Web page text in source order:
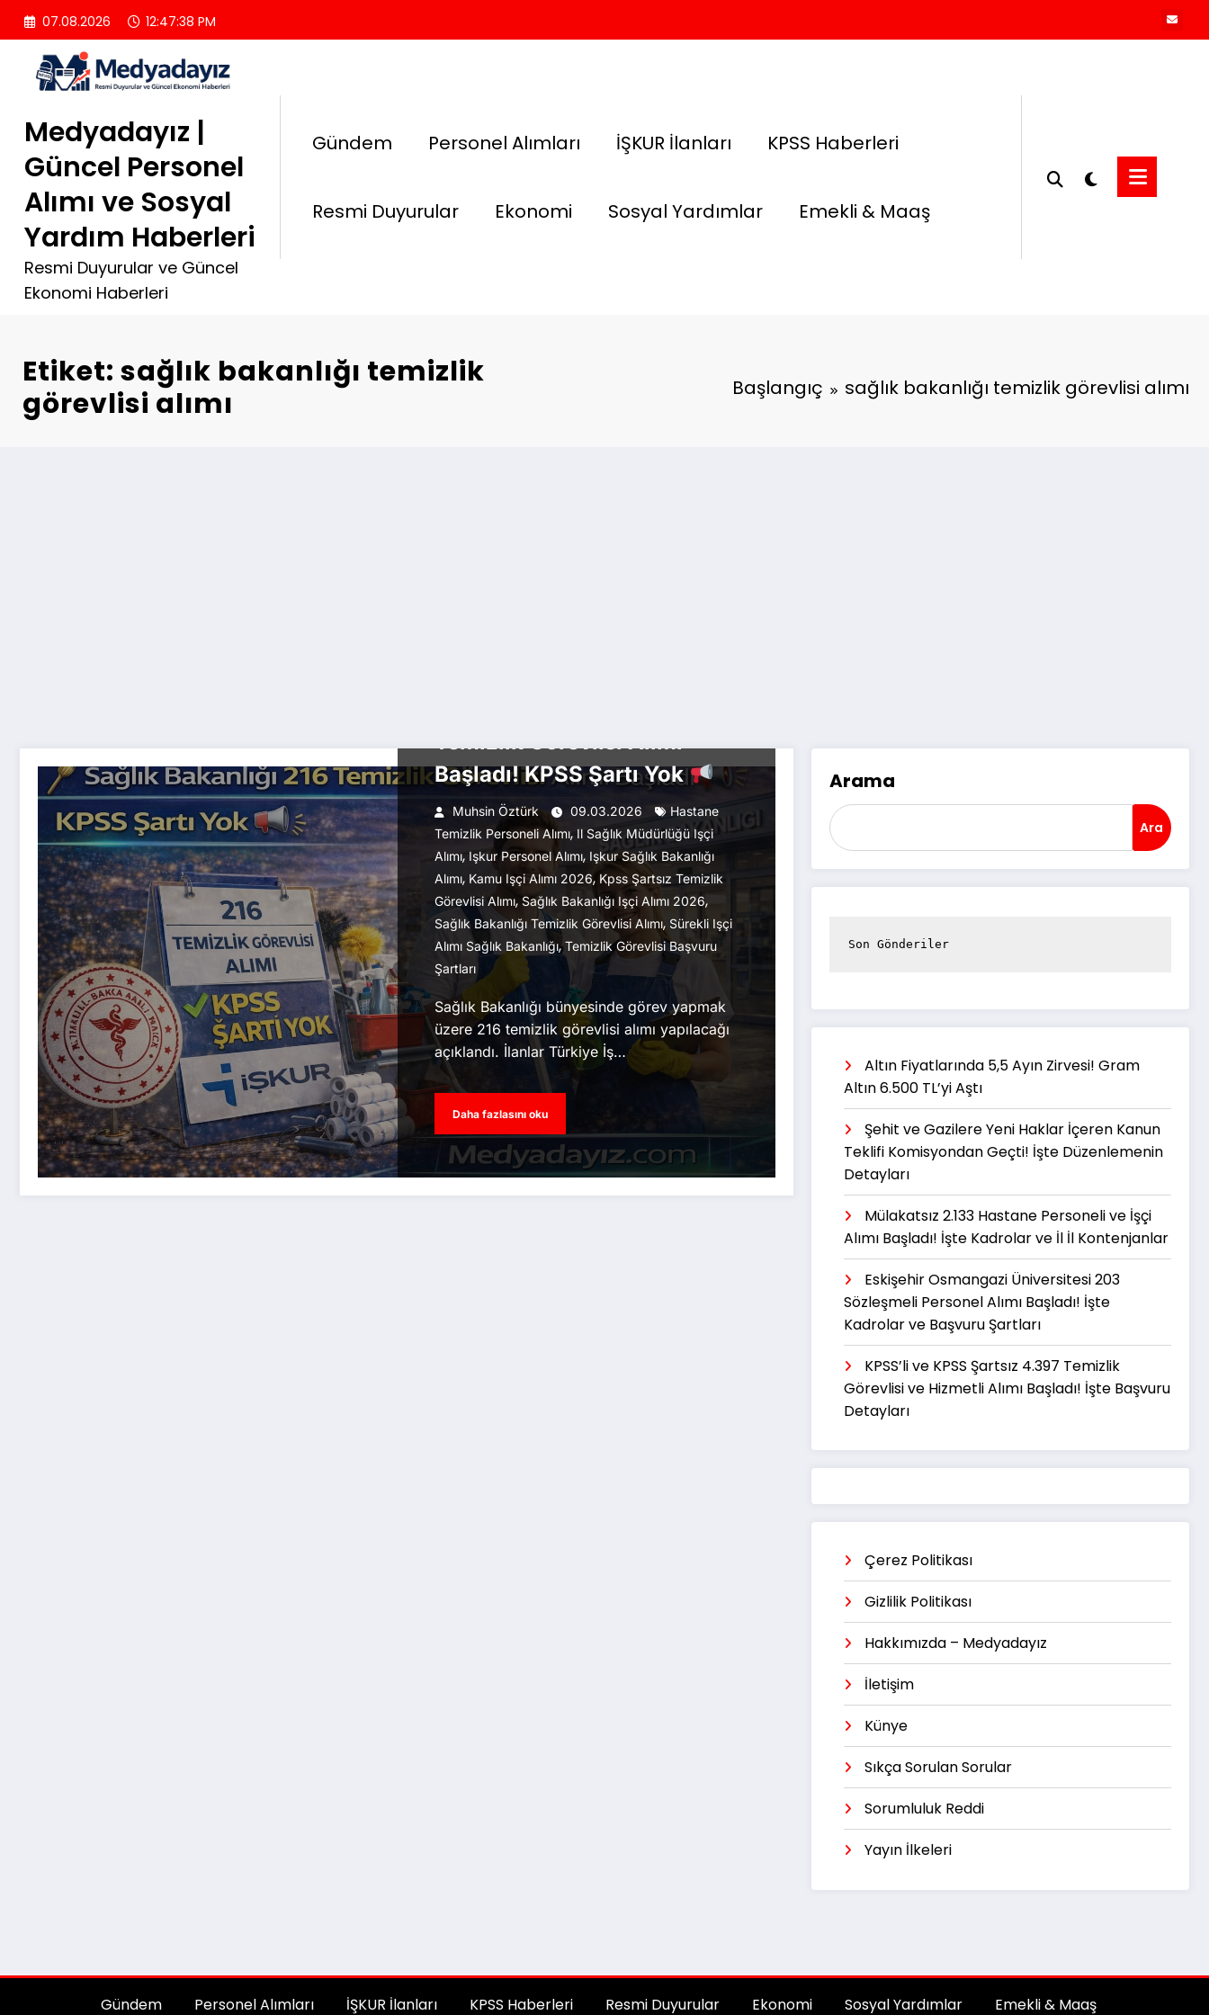
İçeriğe
atla
07.08.2026 12:47:39 PM
Medyadayız |
Güncel Personel
Alımı ve Sosyal
Yardım Haberleri
Resmi Duyurular ve Güncel
Ekonomi Haberleri
Gündem Personel Alımları İŞKUR İlanları KPSS Haberleri
Resmi Duyurular Ekonomi Sosyal Yardımlar Emekli & Maaş
Etiket: sağlık bakanlığı temizlik
görevlisi alımı
Başlangıç sağlık bakanlığı temizlik görevlisi alımı
Temizlik Görevlisi Alımı
Başladı! KPSS Şartı Yok
Muhsin Öztürk 09.03.2026
Hastane
Temizlik Personeli Alımı, Il Sağlık Müdürlüğü Işçi
Alımı, Işkur Personel Alımı, Işkur Sağlık Bakanlığı
Alımı, Kamu Işçi Alımı 2026, Kpss Şartsız Temizlik
Görevlisi Alımı, Sağlık Bakanlığı Işçi Alımı 2026,
Sağlık Bakanlığı Temizlik Görevlisi Alımı, Sürekli Işçi
Alımı Sağlık Bakanlığı,Temizlik Görevlisi Başvuru
Şartları
Sağlık Bakanlığı bünyesinde görev yapmak
üzere 216 temizlik görevlisi alımı yapılacağı
açıklandı. İlanlar Türkiye İş…
Daha fazlasını oku
Arama
Ara
Son Gönderiler
Altın Fiyatlarında 5,5 Ayın Zirvesi! Gram
Altın 6.500 TL’yi Aştı
Şehit ve Gazilere Yeni Haklar İçeren Kanun
Teklifi Komisyondan Geçti! İşte Düzenlemenin
Detayları
Mülakatsız 2.133 Hastane Personeli ve İşçi
Alımı Başladı! İşte Kadrolar ve İl İl Kontenjanlar
Eskişehir Osmangazi Üniversitesi 203
Sözleşmeli Personel Alımı Başladı! İşte
Kadrolar ve Başvuru Şartları
KPSS’li ve KPSS Şartsız 4.397 Temizlik
Görevlisi ve Hizmetli Alımı Başladı! İşte Başvuru
Detayları
Çerez Politikası
Gizlilik Politikası
Hakkımızda – Medyadayız
İletişim
Künye
Sıkça Sorulan Sorular
Sorumluluk Reddi
Yayın İlkeleri
Gündem Personel Alımları İŞKUR İlanları KPSS Haberleri Resmi Duyurular Ekonomi Sosyal Yardımlar Emekli & Maaş